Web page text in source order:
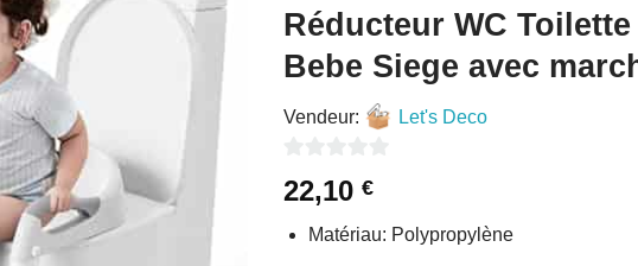
AJOUTER
Réducteur WC Toilette
Bebe Siege avec
Vendeur: Let's Deco
sur
5
22,10 €
Matériau: Polypropylène